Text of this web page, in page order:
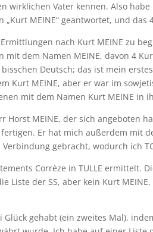
wirklichen Vater kennen. Also
MEINE“ geantwortet, und das
nach Kurt MEINE zu
mit dem Namen MEINE, davon 4
Deutsch; das ist mein
Kurt MEINE, aber er war im
mit dem Namen Kurt MEINE in
Horst MEINE, der sich angeboten
Er hat mich außerdem mit
gebracht, wodurch ich
Corrèze in TULLE ermittelt.
Liste der SS, aber kein Kurt
gehabt (ein zweites Mal),